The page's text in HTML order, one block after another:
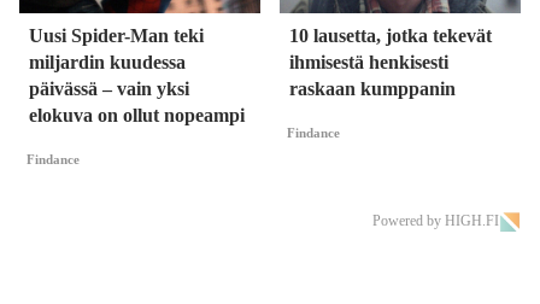
Uusi Spider-Man teki
miljardin kuudessa
päivässä – vain yksi
elokuva on ollut nopeampi
Findance
10 lausetta, jotka tekevät
ihmisestä henkisesti
raskaan kumppanin
Findance
Powered by HIGH.FI